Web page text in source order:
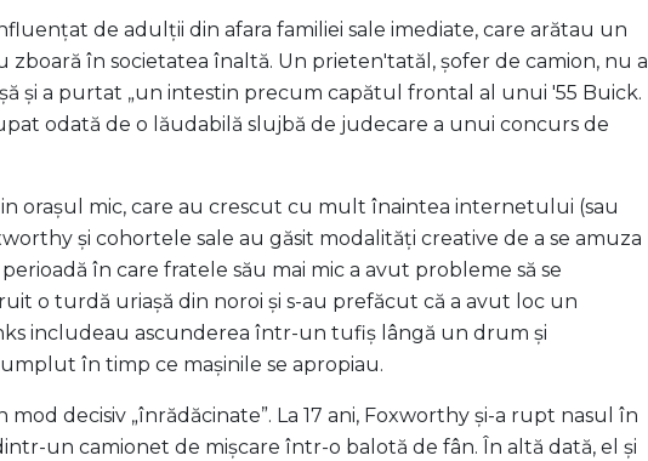
de adulții din afara familiei sale imediate, care arătau un
în societatea înaltă. Un prieten'tatăl, șofer de camion, nu a
și a purtat „un intestin precum capătul frontal al unui '55 Buick.
odată de o lăudabilă slujbă de judecare a unui concurs de
orașul mic, care au crescut cu mult înaintea internetului (sau
și cohortele sale au găsit modalități creative de a se amuza
în care fratele său mai mic a avut probleme să se
o turdă uriașă din noroi și s-au prefăcut că a avut loc un
includeau ascunderea într-un tufiș lângă un drum și
în timp ce mașinile se apropiau.
decisiv „înrădăcinate”. La 17 ani, Foxworthy și-a rupt nasul în
un camionet de mișcare într-o balotă de fân. În altă dată, el și